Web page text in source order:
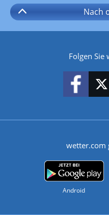
Nach
Folgen Sie
wetter.com
Android